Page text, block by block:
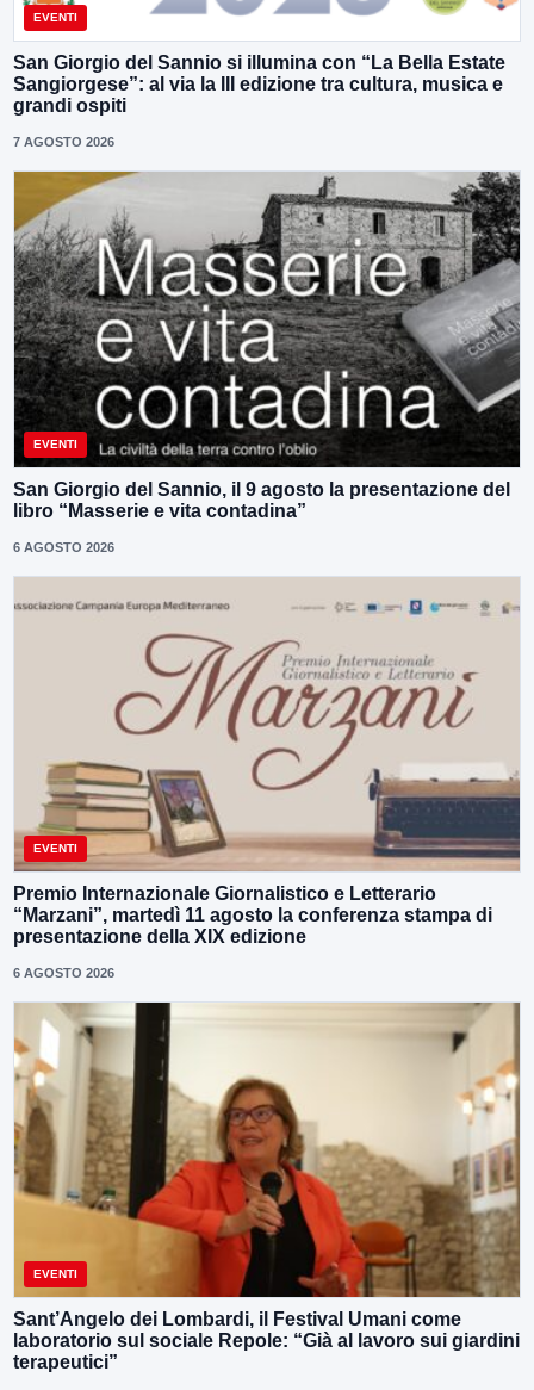
EVENTI
San Giorgio del Sannio si illumina con “La Bella Estate
Sangiorgese”: al via la III edizione tra cultura, musica e
grandi ospiti
7 AGOSTO 2026
EVENTI
San Giorgio del Sannio, il 9 agosto la presentazione del
libro “Masserie e vita contadina”
6 AGOSTO 2026
EVENTI
Premio Internazionale Giornalistico e Letterario
“Marzani”, martedì 11 agosto la conferenza stampa di
presentazione della XIX edizione
6 AGOSTO 2026
EVENTI
Sant’Angelo dei Lombardi, il Festival Umani come
laboratorio sul sociale Repole: “Già al lavoro sui giardini
terapeutici”